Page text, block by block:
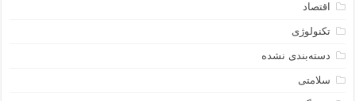
اقتصاد
تکنولوژی
دسته‌بندی نشده
سلامتی